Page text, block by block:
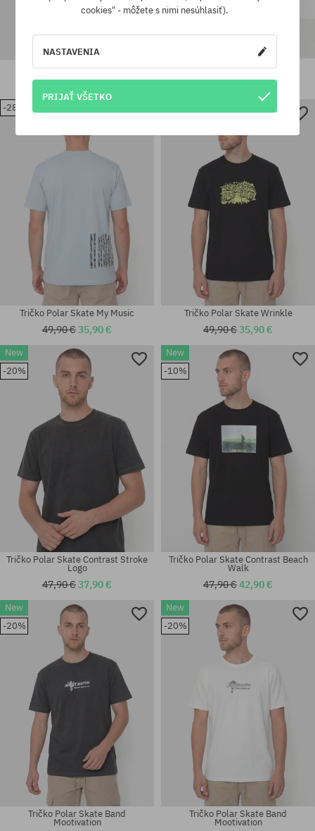
S; M; L; XL; XXL
S; M; L; XL; XXL
Dostupné veľkosti:
S; M; L; XL; XXL
Tričko Polar Skate Buddies
49,90 €35,90 €
Dostupné veľkosti:
30; 32; 34; 36
Kraťasy Polar Skate 93 Work
129,90 €110,90 €
-28%
Dostupné veľkosti:
S; M; L; XL; XXL
Tričko Polar Skate My Music
49,90 €35,90 €
Dostupné veľkosti:
S; M; L; XL; XXL
Tričko Polar Skate Wrinkle
49,90 €35,90 €
New
-20%
Tričko Polar Skate Contrast Stroke
Logo
47,90 €37,90 €
New
-10%
Tričko Polar Skate Contrast Beach
Walk
47,90 €42,90 €
New
-20%
Tričko Polar Skate Band
Mootivation
New
-20%
Tričko Polar Skate Band
Mootivation
cookies" - môžete s nimi nesúhlasiť).
NASTAVENIA
PRIJAŤ VŠETKO